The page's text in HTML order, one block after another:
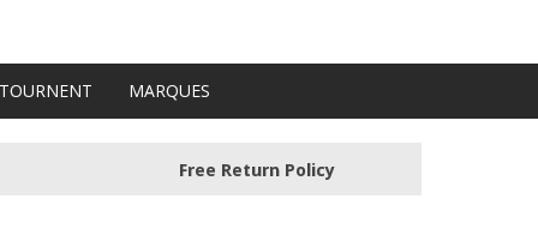
MARQUES
Free Return Policy